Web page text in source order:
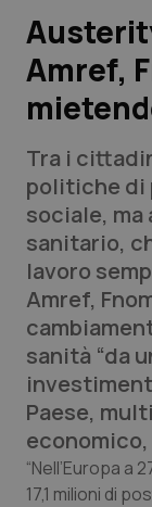
Lavoro e
Scienza e
Studi e Analisi
Lettere al
Edizioni
QS Pro
Abruzzo
Basilicata
QS Pro
Artrite &
QS Club
Amref,
Tra i
politiche di
sociale, ma
sanitario,
lavoro
Amref,
sanità “da
Paese,
“Nell’Europa a
17,1 milioni di